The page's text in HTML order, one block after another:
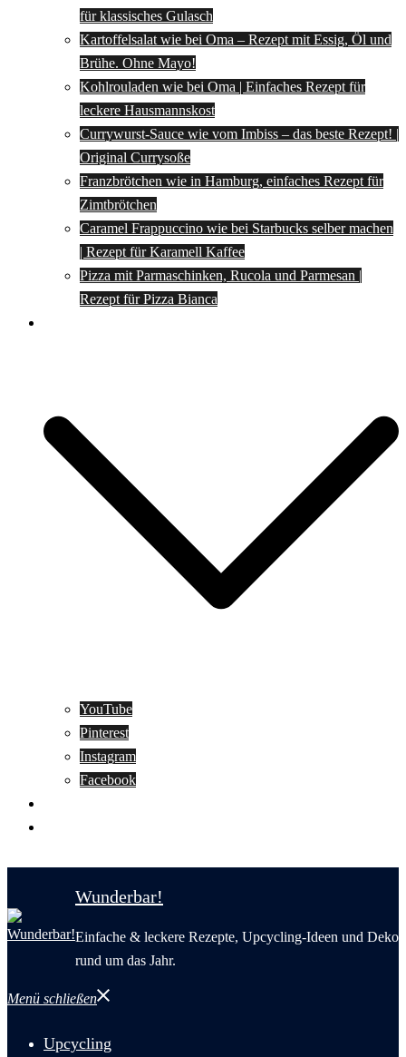
für klassisches Gulasch
Kartoffelsalat wie bei Oma – Rezept mit Essig, Öl und
Brühe. Ohne Mayo!
Kohlrouladen wie bei Oma | Einfaches Rezept für
leckere Hausmannskost
Currywurst-Sauce wie vom Imbiss – das beste Rezept! |
Original Currysoße
Franzbrötchen wie in Hamburg, einfaches Rezept für
Zimtbrötchen
Caramel Frappuccino wie bei Starbucks selber machen
| Rezept für Karamell Kaffee
Pizza mit Parmaschinken, Rucola und Parmesan |
Rezept für Pizza Bianca
YouTube
Pinterest
Instagram
Facebook
Wunderbar!
Einfache & leckere Rezepte, Upcycling-Ideen und Deko
rund um das Jahr.
Menü schließen
Upcycling